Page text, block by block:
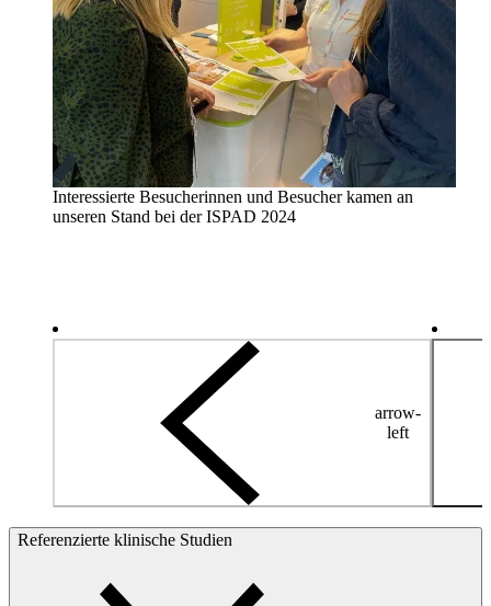
Interessierte Besucherinnen und Besucher kamen an
unseren Stand bei der ISPAD 2024
arrow-
left
Referenzierte klinische Studien